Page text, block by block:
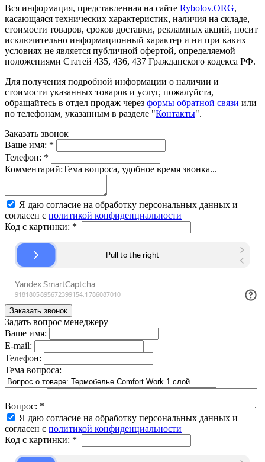
Вся информация, представленная на сайте Rybolov.ORG,
касающаяся технических характеристик, наличия на складе,
стоимости товаров, сроков доставки, рекламных акций, носит
исключительно информационный характер и ни при каких
условиях не является публичной офертой, определяемой
положениями Статей 435, 436, 437 Гражданского кодекса РФ.
Для получения подробной информации о наличии и
стоимости указанных товаров и услуг, пожалуйста,
обращайтесь в отдел продаж через формы обратной связи или
по телефонам, указанным в разделе "Контакты".
Заказать звонок
Ваше имя: *
Телефон: *
Комментарий:Тема вопроса, удобное время звонка...
Я даю согласие на обработку персональных данных и
согласен с политикой конфиденциальности
Код с картинки: *
Задать вопрос менеджеру
Ваше имя:
E-mail:
Телефон:
Тема вопроса:
Вопрос: *
Я даю согласие на обработку персональных данных и
согласен с политикой конфиденциальности
Код с картинки: *